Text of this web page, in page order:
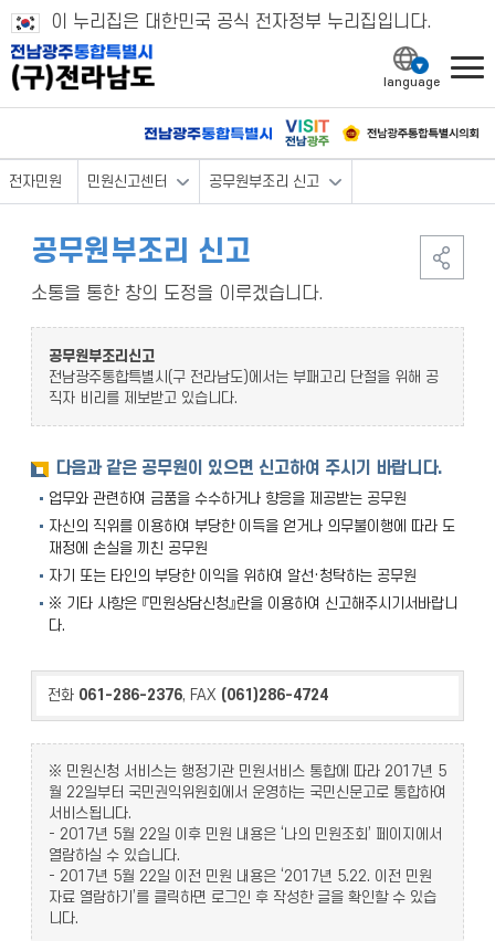
이 누리집은 대한민국 공식 전자정부 누리집입니다.
전자민원 민원신고센터 공무원부조리 신고
공무원부조리 신고
소통을 통한 창의 도정을 이루겠습니다.
공무원부조리신고
전남광주통합특별시(구 전라남도)에서는 부패고리 단절을 위해 공
직자 비리를 제보받고 있습니다.
다음과 같은 공무원이 있으면 신고하여 주시기 바랍니다.
업무와 관련하여 금품을 수수하거나 향응을 제공받는 공무원
자신의 직위를 이용하여 부당한 이득을 얻거나 의무불이행에 따라 도
재정에 손실을 끼친 공무원
자기 또는 타인의 부당한 이익을 위하여 알선·청탁하는 공무원
※ 기타 사항은 『민원상담신청』란을 이용하여 신고해주시기서바랍니
다.
전화 061-286-2376, FAX (061)286-4724
※ 민원신청 서비스는 행정기관 민원서비스 통합에 따라 2017년 5
월 22일부터 국민권익위원회에서 운영하는 국민신문고로 통합하여
서비스됩니다.
- 2017년 5월 22일 이후 민원 내용은 ‘나의 민원조회’ 페이지에서
열람하실 수 있습니다.
- 2017년 5월 22일 이전 민원 내용은 ‘2017년 5.22. 이전 민원
자료 열람하기’를 클릭하면 로그인 후 작성한 글을 확인할 수 있습
니다.